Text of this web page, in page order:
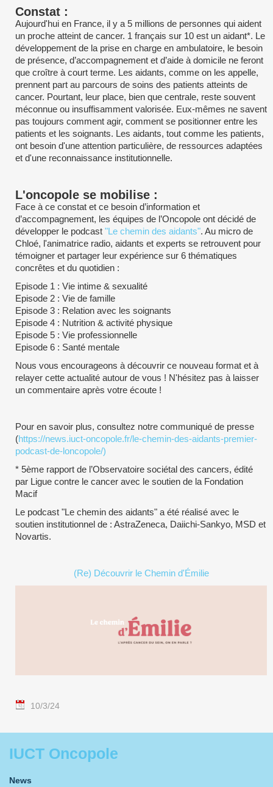
Constat :
Aujourd'hui en France, il y a 5 millions de personnes qui aident
un proche atteint de cancer. 1 français sur 10 est un aidant*. Le
développement de la prise en charge en ambulatoire, le besoin
de présence, d’accompagnement et d’aide à domicile ne feront
que croître à court terme. Les aidants, comme on les appelle,
prennent part au parcours de soins des patients atteints de
cancer. Pourtant, leur place, bien que centrale, reste souvent
méconnue ou insuffisamment valorisée. Eux-mêmes ne savent
pas toujours comment agir, comment se positionner entre les
patients et les soignants. Les aidants, tout comme les patients,
ont besoin d'une attention particulière, de ressources adaptées
et d'une reconnaissance institutionnelle.
L'oncopole se mobilise :
Face à ce constat et ce besoin d’information et
d’accompagnement, les équipes de l’Oncopole ont décidé de
développer le podcast "Le chemin des aidants". Au micro de
Chloé, l'animatrice radio, aidants et experts se retrouvent pour
témoigner et partager leur expérience sur 6 thématiques
concrêtes et du quotidien :
Episode 1 : Vie intime & sexualité
Episode 2 : Vie de famille
Episode 3 : Relation avec les soignants
Episode 4 : Nutrition & activité physique
Episode 5 : Vie professionnelle
Episode 6 : Santé mentale
Nous vous encourageons à découvrir ce nouveau format et à
relayer cette actualité autour de vous ! N'hésitez pas à laisser
un commentaire après votre écoute !
Pour en savoir plus, consultez notre communiqué de presse
(https://news.iuct-oncopole.fr/le-chemin-des-aidants-premier-
podcast-de-loncopole/)
* 5ème rapport de l’Observatoire sociétal des cancers, édité
par Ligue contre le cancer avec le soutien de la Fondation
Macif
Le podcast "Le chemin des aidants" a été réalisé avec le
soutien institutionnel de : AstraZeneca, Daiichi-Sankyo, MSD et
Novartis.
(Re) Découvrir le Chemin d'Émilie
10/3/24
IUCT Oncopole
News